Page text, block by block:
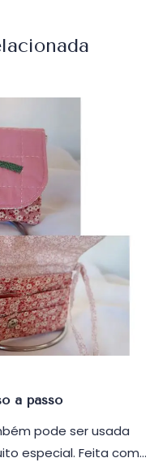
a passo
pode ser usada
especial. Feita com…